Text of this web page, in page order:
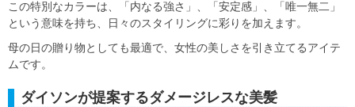
この特別なカラーは、「内なる強さ」、「安定感」、「唯一無二」
という意味を持ち、日々のスタイリングに彩りを加えます。
母の日の贈り物としても最適で、女性の美しさを引き立てるアイテ
ムです。
ダイソンが提案するダメージレスな美髪